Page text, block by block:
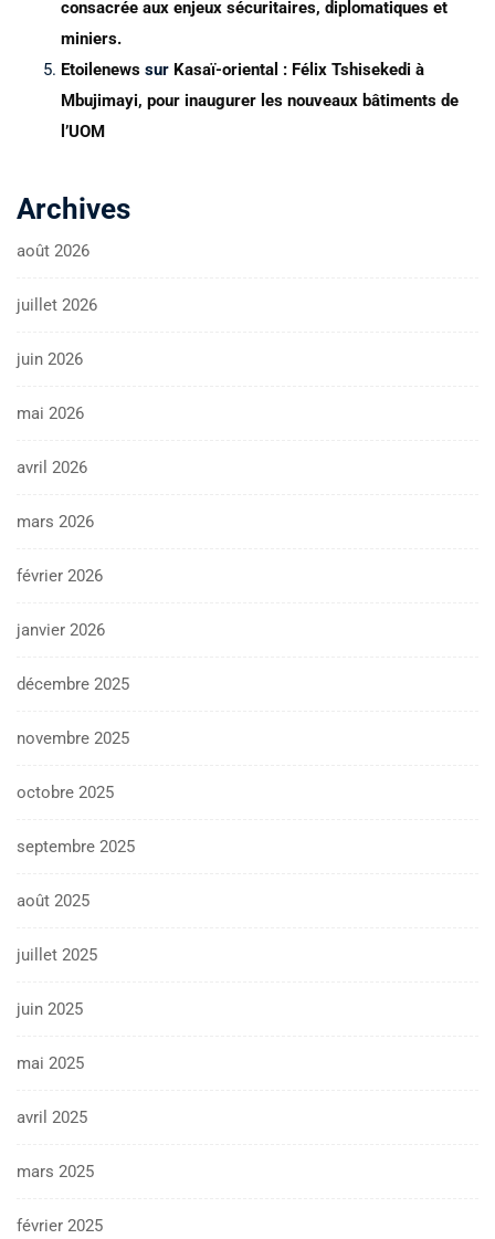
consacrée aux enjeux sécuritaires, diplomatiques et
miniers.
Etoilenews sur Kasaï-oriental : Félix Tshisekedi à
Mbujimayi, pour inaugurer les nouveaux bâtiments de
l’UOM
Archives
août 2026
juillet 2026
juin 2026
mai 2026
avril 2026
mars 2026
février 2026
janvier 2026
décembre 2025
novembre 2025
octobre 2025
septembre 2025
août 2025
juillet 2025
juin 2025
mai 2025
avril 2025
mars 2025
février 2025